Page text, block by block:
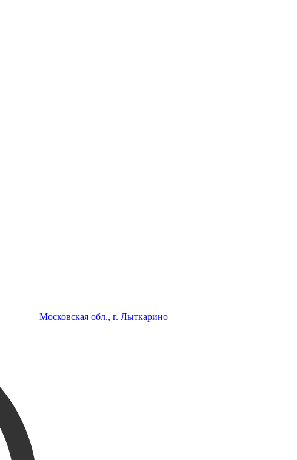
Московская обл., г. Лыткарино